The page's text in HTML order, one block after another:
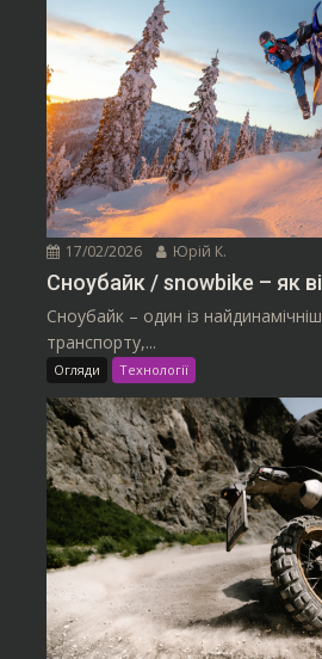
17/02/2026 Юрій К.
Сноубайк / snowbike – як
Сноубайк – один із
транспорту,...
Огляди Технології